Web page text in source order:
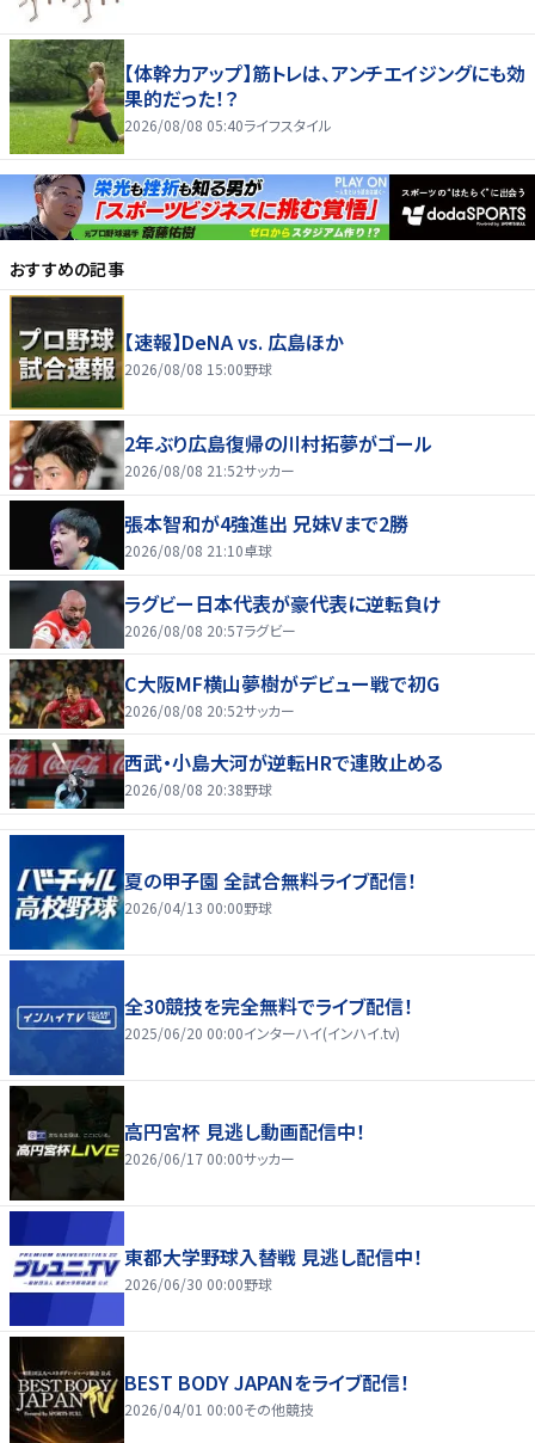
【体幹力アップ】筋トレは、アンチエイジングにも効
果的だった！？
2026/08/08 05:40ライフスタイル
おすすめの記事
【速報】DeNA vs. 広島ほか
2026/08/08 15:00野球
2年ぶり広島復帰の川村拓夢がゴール
2026/08/08 21:52サッカー
張本智和が4強進出 兄妹Vまで2勝
2026/08/08 21:10卓球
ラグビー日本代表が豪代表に逆転負け
2026/08/08 20:57ラグビー
C大阪MF横山夢樹がデビュー戦で初G
2026/08/08 20:52サッカー
西武・小島大河が逆転HRで連敗止める
2026/08/08 20:38野球
夏の甲子園 全試合無料ライブ配信！
2026/04/13 00:00野球
全30競技を完全無料でライブ配信！
2025/06/20 00:00インターハイ(インハイ.tv)
高円宮杯 見逃し動画配信中！
2026/06/17 00:00サッカー
東都大学野球入替戦 見逃し配信中！
2026/06/30 00:00野球
BEST BODY JAPANをライブ配信！
2026/04/01 00:00その他競技